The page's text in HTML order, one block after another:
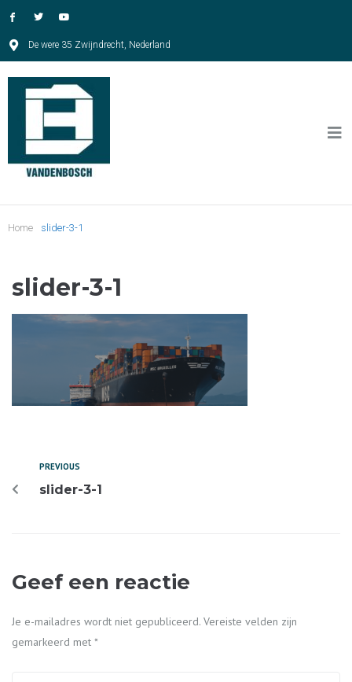
De were 35 Zwijndrecht, Nederland
Home slider-3-1
slider-3-1
PREVIOUS
slider-3-1
Geef een reactie
Je e-mailadres wordt niet gepubliceerd. Vereiste velden zijn
gemarkeerd met *